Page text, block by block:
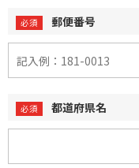
郵便番号
都道府県名